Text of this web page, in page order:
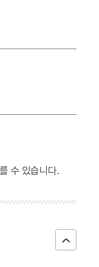
9 금강경
수 있습니다.